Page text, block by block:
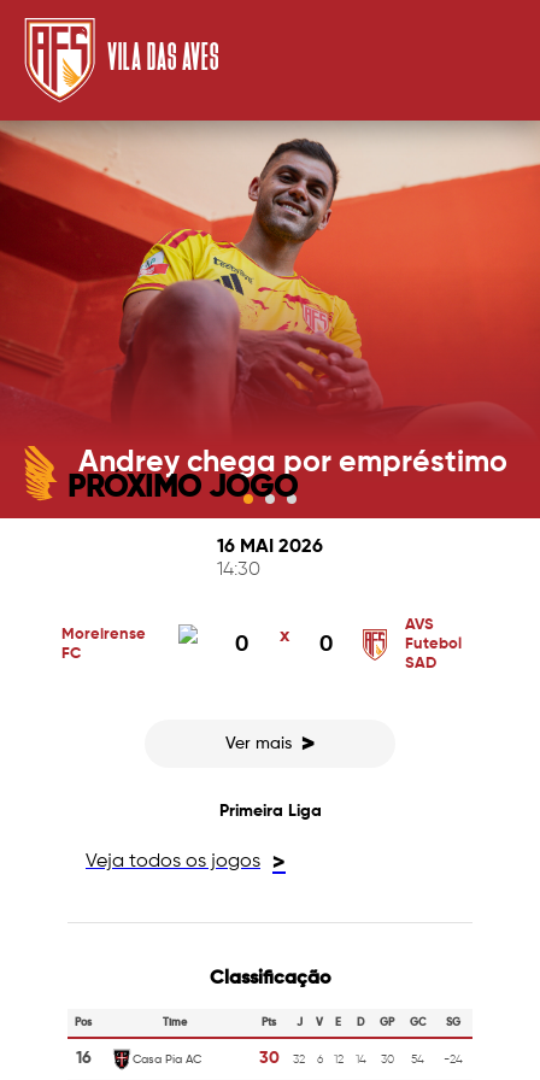
VILA DAS AVES
Andrey chega por empréstimo
PRÓXIMO JOGO
16 MAI 2026
14:30
Moreirense
FC
0 x 0
AVS
Futebol
SAD
Ver mais >
Primeira Liga
Veja todos os jogos >
Classificação
Pos Time Pts J V E D GP GC SG
16 Casa Pia AC 30 32 6 12 14 30 54 -24